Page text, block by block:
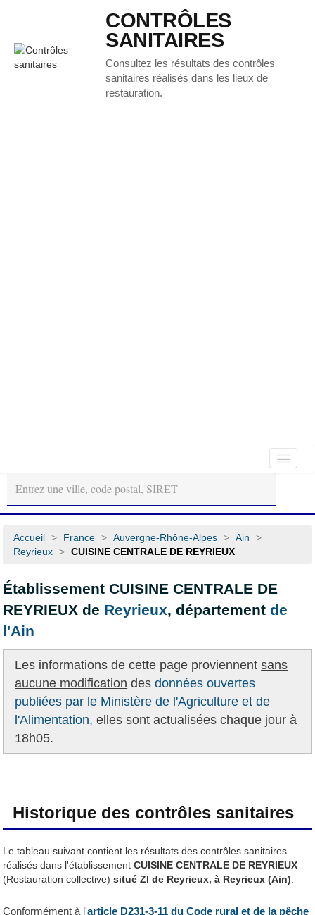
CONTRÔLES
SANITAIRES
Consultez les résultats des contrôles
sanitaires réalisés dans les lieux de
restauration.
Autour
de
moi
Régions
Accueil > France > Auvergne-Rhône-Alpes > Ain
>
Reyrieux > CUISINE CENTRALE DE REYRIEUX
Établissement CUISINE CENTRALE DE
REYRIEUX de Reyrieux, départementde
l'Ain
Les informations de cette page proviennentsans
aucune modification desdonnées ouvertes
publiées par le Ministère de l'Agriculture et de
l'Alimentation, elles sont actualisées chaque jour à
18h05.
Historique des contrôles sanitaires
Le tableau suivant contient les résultats des contrôles sanitaires
réalisés dans l'établissementCUISINE CENTRALE DE REYRIEUX
(Restauration collective) situé ZI de Reyrieux, à Reyrieux (Ain)
Conformément à l'article D231-3-11 du Code rural et de la pêche